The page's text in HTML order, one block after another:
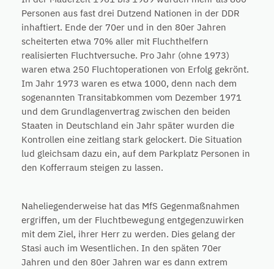
Personen aus fast drei Dutzend Nationen in der DDR
inhaftiert. Ende der 70er und in den 80er Jahren
scheiterten etwa 70% aller mit Fluchthelfern
realisierten Fluchtversuche. Pro Jahr (ohne 1973)
waren etwa 250 Fluchtoperationen von Erfolg gekrönt.
Im Jahr 1973 waren es etwa 1000, denn nach dem
sogenannten Transitabkommen vom Dezember 1971
und dem Grundlagenvertrag zwischen den beiden
Staaten in Deutschland ein Jahr später wurden die
Kontrollen eine zeitlang stark gelockert. Die Situation
lud gleichsam dazu ein, auf dem Parkplatz Personen in
den Kofferraum steigen zu lassen.
Naheliegenderweise hat das MfS Gegenmaßnahmen
ergriffen, um der Fluchtbewegung entgegenzuwirken
mit dem Ziel, ihrer Herr zu werden. Dies gelang der
Stasi auch im Wesentlichen. In den späten 70er
Jahren und den 80er Jahren war es dann extrem